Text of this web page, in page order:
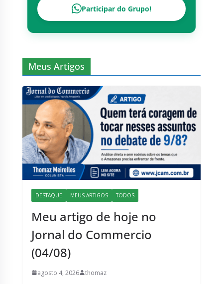
Participar do Grupo!
Meus Artigos
DESTAQUE MEUS ARTIGOS TODOS
Meu artigo de hoje no
Jornal do Commercio
(04/08)
agosto 4, 2026 thomaz